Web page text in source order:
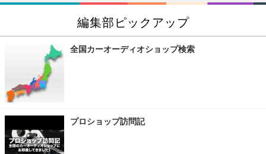
編集部ピックアップ
全国カーオーディオショップ検索
プロショップ訪問記